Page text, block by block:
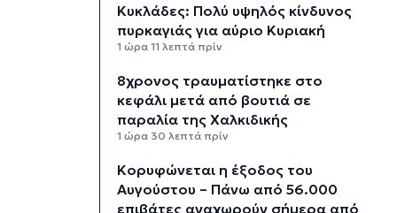
Κυκλάδες: Πολύ υψηλός κίνδυνος
πυρκαγιάς για αύριο Κυριακή
1 ώρα 11 λεπτά πρίν
8χρονος τραυματίστηκε στο
κεφάλι μετά από βουτιά σε
παραλία της Χαλκιδικής
1 ώρα 30 λεπτά πρίν
Κορυφώνεται η έξοδος του
Αυγούστου – Πάνω από 56.000
επιβάτες αναχωρούν σήμερα από